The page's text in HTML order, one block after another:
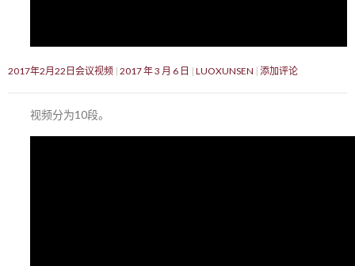
2017年2月22日会议视频 2017 年 3 月 6 日 LUOXUNSEN 添加评论
视频分为10段。